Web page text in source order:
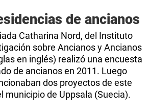
de ancianos
Catharina Nord, del Instituto
sobre Ancianos y Ancianos
en inglés) realizó una encuesta
de ancianos en 2011. Luego
dos proyectos de este
municipio de Uppsala (Suecia).